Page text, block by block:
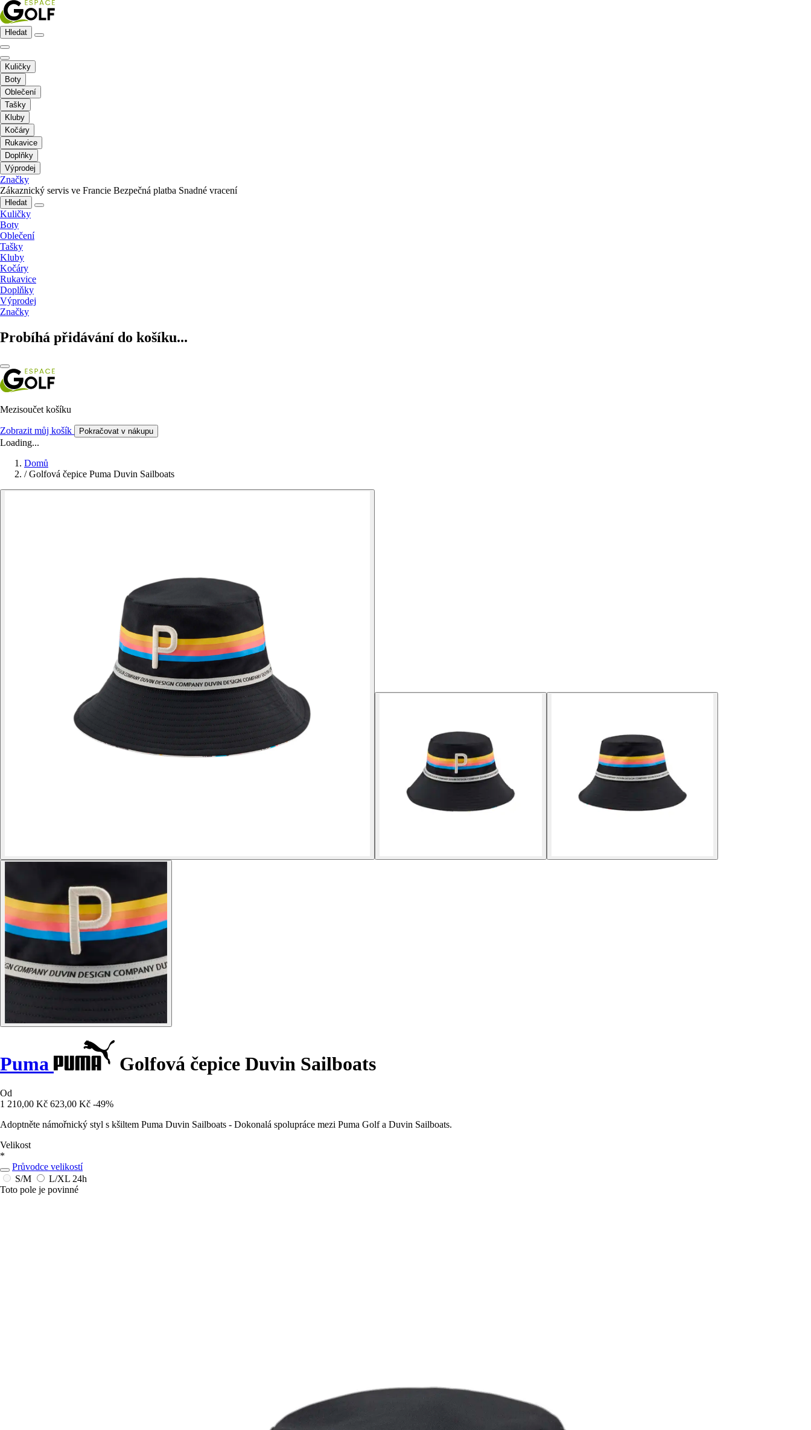
Hledat
Kuličky
Boty
Oblečení
Tašky
Kluby
Kočáry
Rukavice
Doplňky
Výprodej
Značky
Zákaznický servis ve Francie Bezpečná platba Snadné vracení
Hledat
Kuličky
Boty
Oblečení
Tašky
Kluby
Kočáry
Rukavice
Doplňky
Výprodej
Značky
Probíhá přidávání do košíku...
Mezisoučet košíku
Zobrazit můj košík Pokračovat v nákupu
Loading...
Domů
/ Golfová čepice Puma Duvin Sailboats
Puma Golfová čepice Duvin Sailboats
Od
1 210,00 Kč 623,00 Kč -49%
Adoptněte námořnický styl s kšiltem Puma Duvin Sailboats - Dokonalá spolupráce mezi Puma Golf a Duvin Sailboats.
Velikost
*
Průvodce velikostí
S/M
L/XL 24h
Toto pole je povinné